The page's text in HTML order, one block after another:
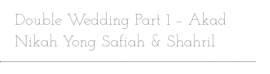
Double Wedding Part 1 – Akad
Nikah Yong Safiah & Shahril